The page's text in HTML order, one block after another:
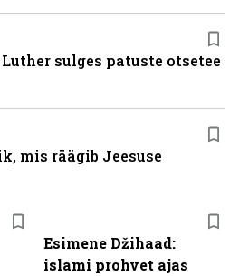
Esimene Džihaad:
islami prohvet ajas
sulges patuste otsetee
mis räägib Jeesuse